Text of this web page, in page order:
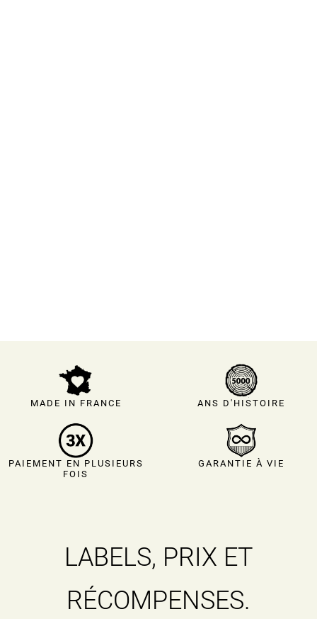
MADE IN FRANCE ANS D'HISTOIRE
PAIEMENT EN PLUSIEURS
FOIS
GARANTIE À VIE
LABELS, PRIX ET
RÉCOMPENSES.